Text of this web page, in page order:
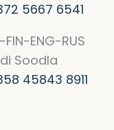
5667 6541
FIN-ENG-RUS
Soodla
45843 8911